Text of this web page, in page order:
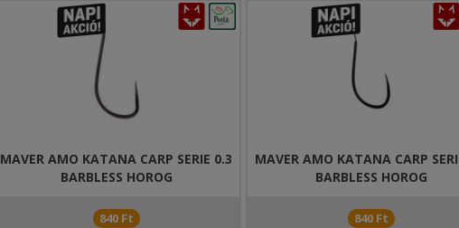
MAVER AMO KATANA CARP SERIE 0.3
BARBLESS HOROG
840 Ft
MAVER AMO KATANA CARP
BARBLESS HOROG
840 Ft